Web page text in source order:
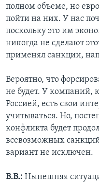
полном объеме, но
пойти на них. У нас
поскольку это им
никогда не сделают
применял санкции,
Вероятно, что
не будет. У компаний,
Россией, есть свои
учитываться. Но,
конфликта будет
всевозможных
вариант не исключен.
В.В.: Нынешняя